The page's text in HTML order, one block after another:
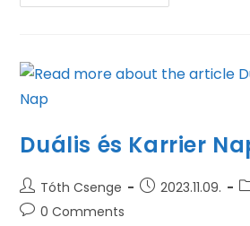
Duális és Karrier
Tóth Csenge 2023.11.09.
0 Comments